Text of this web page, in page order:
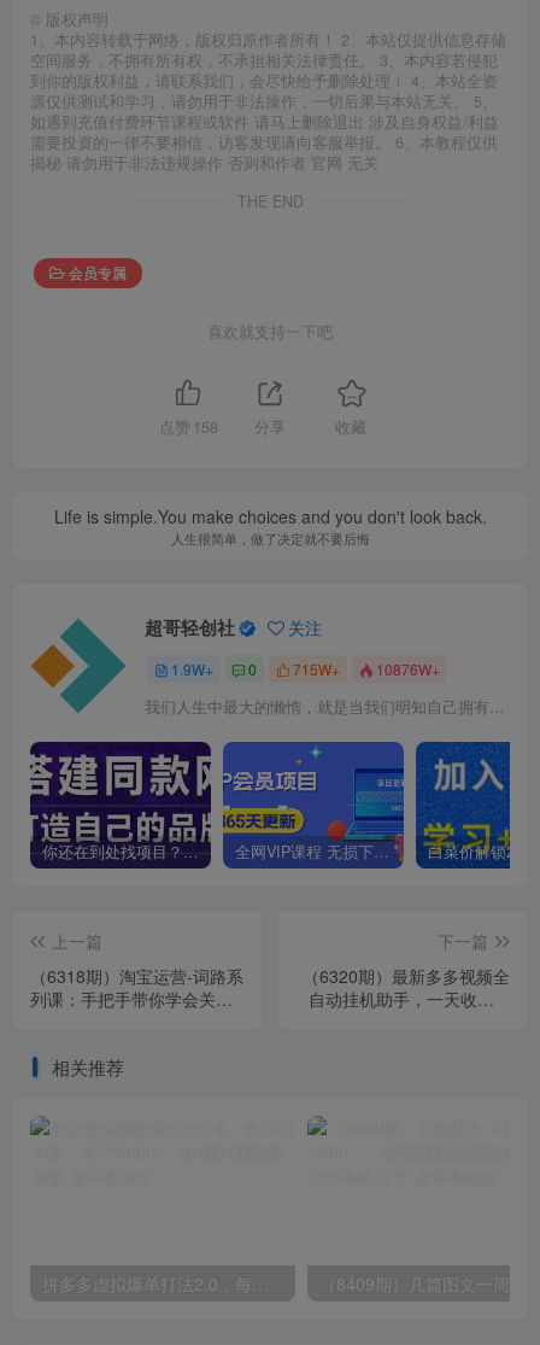
© 版权声明
1、本内容转载于网络，版权归原作者所有！ 2、本站仅提供信息存储
空间服务，不拥有所有权，不承担相关法律责任。 3、本内容若侵犯
到你的版权利益，请联系我们，会尽快给予删除处理！ 4、本站全资
源仅供测试和学习，请勿用于非法操作，一切后果与本站无关。 5、
如遇到充值付费环节课程或软件 请马上删除退出 涉及自身权益/利益
需要投资的一律不要相信，访客发现请向客服举报。 6、本教程仅供
揭秘 请勿用于非法违规操作 否则和作者 官网 无关
THE END
会员专属
喜欢就支持一下吧
点赞 158 分享 收藏
Life is simple.You make choices and you don't look back.
人生很简单，做了决定就不要后悔
超哥轻创社 关注
1.9W+ 0 715W+ 10876W+
我们人生中最大的懒惰，就是当我们明知自己拥有作出选择的能力，却不去主动改变而是放任它的生活态度
你还在到处找项目？还在当韭菜？我靠卖项目一个月收入5万+，曾经我也是个失败者。 全网VIP课程 无损下载~
上一篇
（6318期）淘宝运营-词路系
列课：手把手带你学会关键
下一篇
（6320期）最新多多视频全
自动挂机助手，一天收益5-
相关推荐